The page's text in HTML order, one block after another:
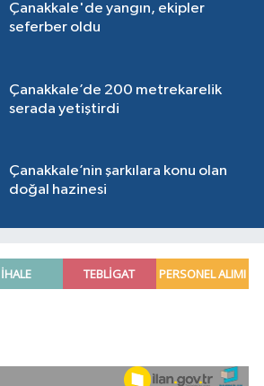
Çanakkale'de yangın, ekipler
seferber oldu
Çanakkale’de 200 metrekarelik
serada yetiştirdi
Çanakkale’nin şarkılara konu olan
doğal hazinesi